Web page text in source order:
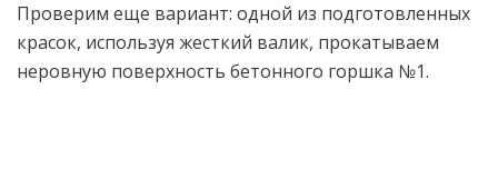
Проверим еще вариант: одной из подготовленных
красок, используя жесткий валик, прокатываем
неровную поверхность бетонного горшка №1.